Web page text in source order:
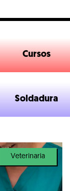
Cursos
Soldadura
Veterinaria